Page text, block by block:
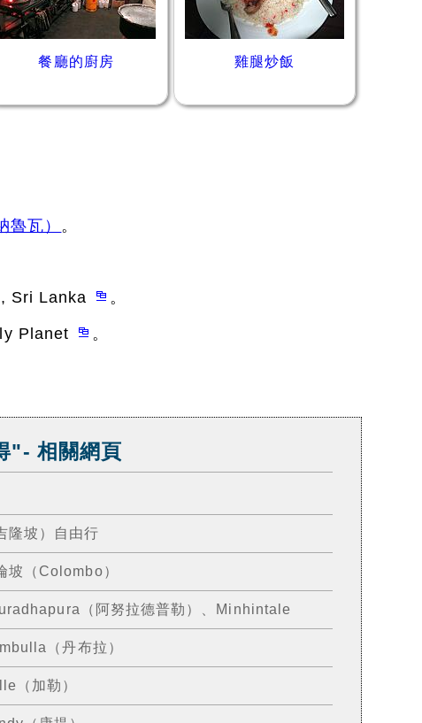
餐廳的廚房 雞腿炒飯
瓦） 。
Sri Lanka 。
Planet 。
"- 相關網頁
隆坡）自由行
坡（Colombo）
（阿努拉德普勒）、Minhintale
（丹布拉）
（加勒）